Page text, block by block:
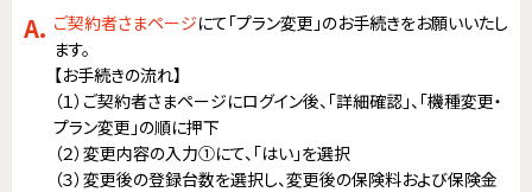
ご契約者さまページにて「プラン変更」のお手続きをお願いいたし
ます。
【お手続きの流れ】
（１）ご契約者さまページにログイン後、「詳細確認」、「機種変更・
プラン変更」の順に押下
（２）変更内容の入力①にて、「はい」を選択
（３）変更後の登録台数を選択し、変更後の保険料および保険金